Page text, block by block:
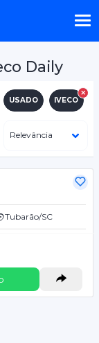
Daily
USADO IVECO
Tubarão/SC